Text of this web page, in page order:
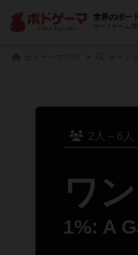
世界のボー
ボードゲーム
2人～6人
ワ
1%: A